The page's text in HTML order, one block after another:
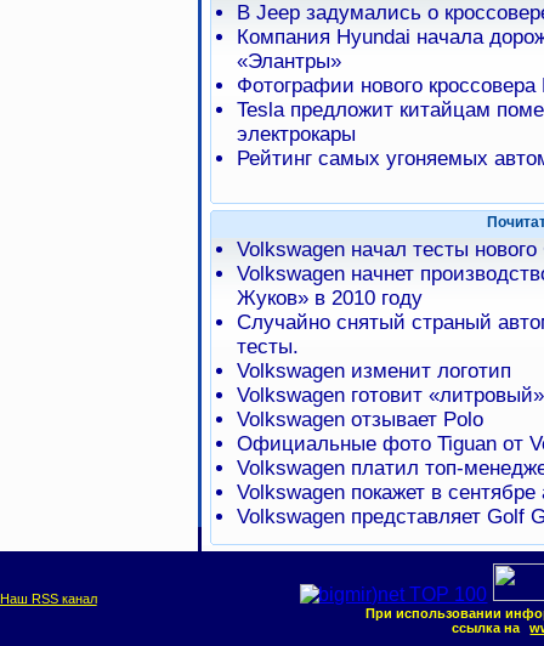
В Jeep задумались о
Компания Hyundai начала
«Элантры»
Фотографии нового
Tesla предложит китайцам
электрокары
Рейтинг самых угоняемых
Volkswagen начал тесты нового
Volkswagen начнет
Жуков» в 2010 году
Случайно снятый страный
тесты.
Volkswagen изменит логотип
Volkswagen готовит
Volkswagen отзывает Polo
Официальные фото Tiguan от
Volkswagen платил топ-
Volkswagen покажет в
Volkswagen представляет Golf
Наш RSS канал
При использовании
ссылка на